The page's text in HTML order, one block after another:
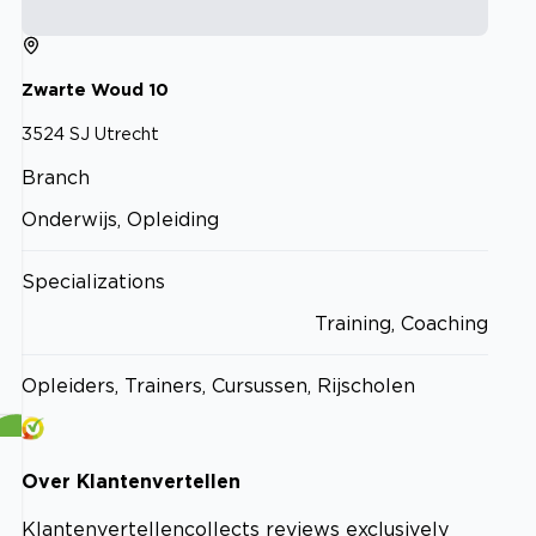
Zwarte Woud 10
3524 SJ Utrecht
Branch
Onderwijs, Opleiding
Specializations
Training, Coaching
Opleiders, Trainers, Cursussen, Rijscholen
Over Klantenvertellen
Klantenvertellencollects reviews exclusively